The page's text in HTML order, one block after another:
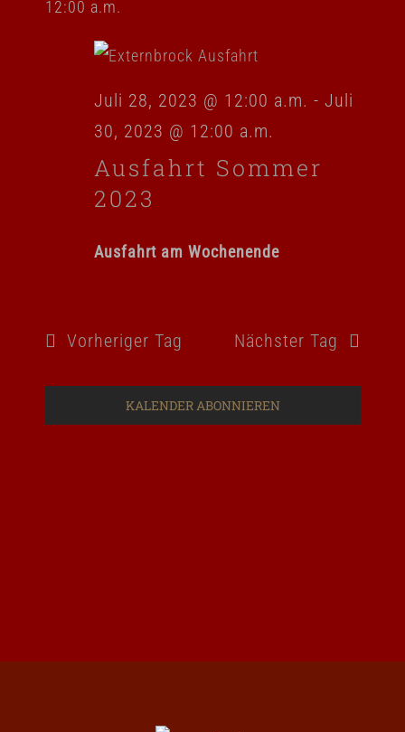
wählen.
12:00 a.m.
Juli 28, 2023 @ 12:00 a.m. - Juli
30, 2023 @ 12:00 a.m.
Ausfahrt Sommer
2023
Ausfahrt am Wochenende
Vorheriger Tag Nächster Tag
KALENDER ABONNIEREN